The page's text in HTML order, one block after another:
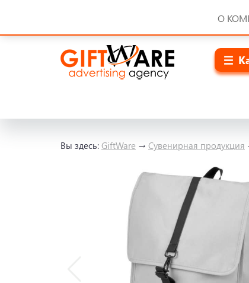
О
Вы здесь: GiftWare → Сувенирная продукция